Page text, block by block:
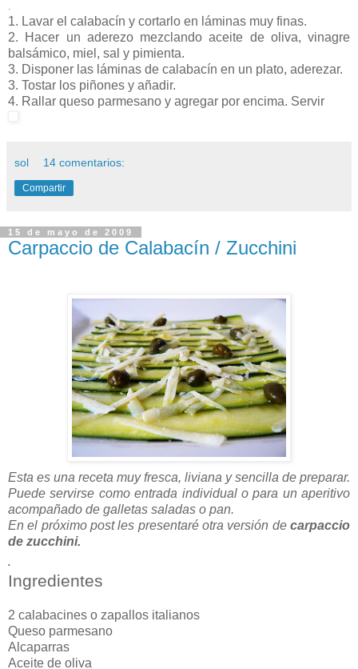
1. Lavar el calabacín y cortarlo en láminas muy finas.
2. Hacer un aderezo mezclando aceite de oliva, vinagre
balsámico, miel, sal y pimienta.
3. Disponer las láminas de calabacín en un plato, aderezar.
3. Tostar los piñones y añadir.
4. Rallar queso parmesano y agregar por encima. Servir
sol 14 comentarios:
Compartir
15 de mayo de 2009
Carpaccio de Calabacín / Zucchini
Esta es una receta muy fresca, liviana y sencilla de preparar.
Puede servirse como entrada individual o para un aperitivo
acompañado de galletas saladas o pan.
En el próximo post les presentaré otra versión de carpaccio
de zucchini.
.
Ingredientes
2 calabacines o zapallos italianos
Queso parmesano
Alcaparras
Aceite de oliva